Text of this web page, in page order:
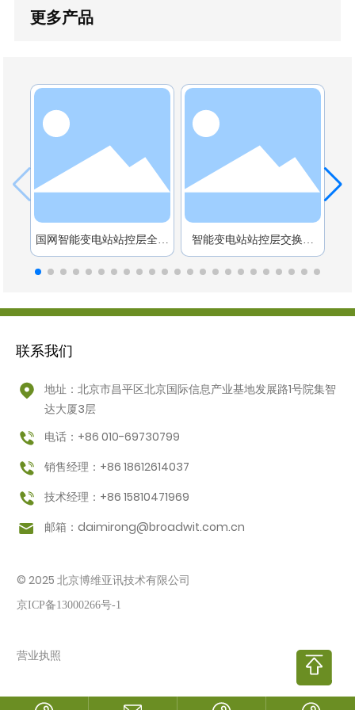
更多产品
国网智能变电站站控层全千
兆核心交换机 BWYX-3028-
Z-E24G4-GZK
智能变电站站控层交换机
BWYX-3028-Z-E24G4
联系我们
地址：北京市昌平区北京国际信息产业基地发展路1号院集智
达大厦3层
电话：+86 010-69730799
销售经理：+86 18612614037
技术经理：+86 15810471969
邮箱： daimirong@broadwit.com.cn
© 2025 北京博维亚讯技术有限公司
京ICP备13000266号-1
营业执照